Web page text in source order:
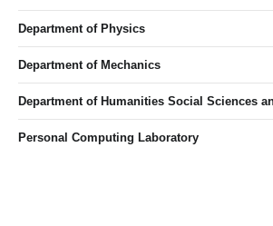
Department of Physics
Department of Mechanics
Department of Humanities Social Sciences
Personal Computing Laboratory